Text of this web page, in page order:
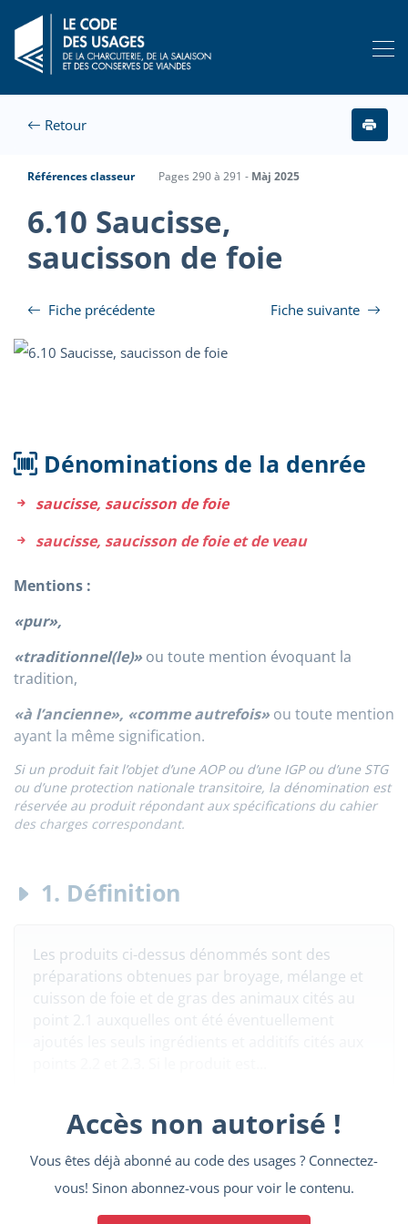
Retour
Références classeur Pages 290 à 291 - Màj 2025
6.10 Saucisse,
saucisson de foie
Fiche précédente Fiche suivante
Dénominations de la denrée
saucisse, saucisson de foie
saucisse, saucisson de foie et de veau
Mentions :
«pur»,
«traditionnel(le)»ou toute mention évoquant la
tradition,
«à l’ancienne», «comme autrefois» ou toute mention
ayant la même signification.
Si un produit fait l’objet d’une AOP ou d’une IGP ou d’une STG
ou d’une protection nationale transitoire, la dénomination est
réservée au produit répondant aux spécifications du cahier
des charges correspondant.
1. Définition
Les produits ci-dessus dénommés sont des
préparations obtenues par broyage, mélange et
cuisson de foie et de gras des animaux cités au
point 2.1 auxquelles ont été éventuellement
Accès non autorisé !
Vous êtes déjà abonné au code des usages ? Connectez-
vous! Sinon abonnez-vous pour voir le contenu.